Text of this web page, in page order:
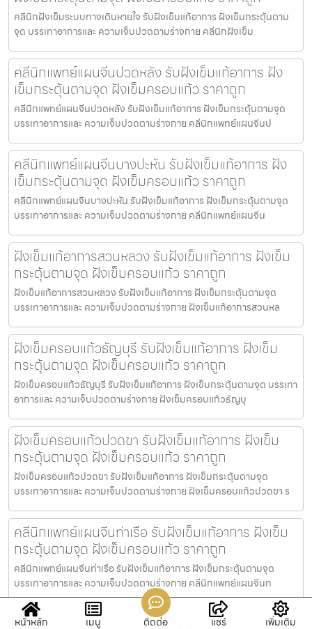
คลีนิกฝังเข็มระบบทางเดินหายใจ รับฝังเข็มแก้อาการ ฝังเข็มกระตุ้นตาม
จุด บรรเทาอาการและ ความเจ็บปวดตามร่างกาย คลีนิกฝังเข็ม
คลีนิกแพทย์แผนจีนปวดหลัง รับฝังเข็มแก้อาการ ฝัง
เข็มกระตุ้นตามจุด ฝังเข็มครอบแก้ว ราคาถูก
คลีนิกแพทย์แผนจีนปวดหลัง รับฝังเข็มแก้อาการ ฝังเข็มกระตุ้นตามจุด
บรรเทาอาการและ ความเจ็บปวดตามร่างกาย คลีนิกแพทย์แผนจีนป
คลีนิกแพทย์แผนจีนบางปะหัน รับฝังเข็มแก้อาการ ฝัง
เข็มกระตุ้นตามจุด ฝังเข็มครอบแก้ว ราคาถูก
คลีนิกแพทย์แผนจีนบางปะหัน รับฝังเข็มแก้อาการ ฝังเข็มกระตุ้นตามจุด
บรรเทาอาการและ ความเจ็บปวดตามร่างกาย คลีนิกแพทย์แผนจีน
ฝังเข็มแก้อาการสวนหลวง รับฝังเข็มแก้อาการ ฝังเข็ม
กระตุ้นตามจุด ฝังเข็มครอบแก้ว ราคาถูก
ฝังเข็มแก้อาการสวนหลวง รับฝังเข็มแก้อาการ ฝังเข็มกระตุ้นตามจุด
บรรเทาอาการและ ความเจ็บปวดตามร่างกาย ฝังเข็มแก้อาการสวนหล
ฝังเข็มครอบแก้วธัญบุรี รับฝังเข็มแก้อาการ ฝังเข็ม
กระตุ้นตามจุด ฝังเข็มครอบแก้ว ราคาถูก
ฝังเข็มครอบแก้วธัญบุรี รับฝังเข็มแก้อาการ ฝังเข็มกระตุ้นตามจุด บรรเทา
อาการและ ความเจ็บปวดตามร่างกาย ฝังเข็มครอบแก้วธัญบุ
ฝังเข็มครอบแก้วปวดขา รับฝังเข็มแก้อาการ ฝังเข็ม
กระตุ้นตามจุด ฝังเข็มครอบแก้ว ราคาถูก
ฝังเข็มครอบแก้วปวดขา รับฝังเข็มแก้อาการ ฝังเข็มกระตุ้นตามจุด
บรรเทาอาการและ ความเจ็บปวดตามร่างกาย ฝังเข็มครอบแก้วปวดขา ร
คลีนิกแพทย์แผนจีนท่าเรือ รับฝังเข็มแก้อาการ ฝังเข็ม
กระตุ้นตามจุด ฝังเข็มครอบแก้ว ราคาถูก
คลีนิกแพทย์แผนจีนท่าเรือ รับฝังเข็มแก้อาการ ฝังเข็มกระตุ้นตามจุด
บรรเทาอาการและ ความเจ็บปวดตามร่างกาย คลีนิกแพทย์แผนจีนท
คลีนิกแพทย์แผนจีนระบบสืบพันธุ์ รับฝังเข็มแก้อาการ
หน้าหลัก เมนู ติดต่อ แชร์ เพิ่มเติม